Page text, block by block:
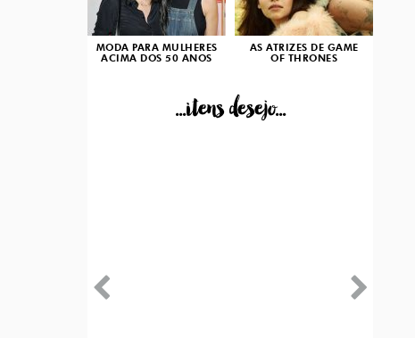
MODA PARA MULHERES
ACIMA DOS 50 ANOS
AS ATRIZES DE GAME
OF THRONES
...itens desejo...